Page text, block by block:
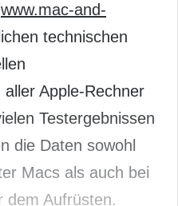
www.mac-and-
technischen
Apple-Rechner
Testergebnissen
die Daten sowohl
Macs als auch bei
dem Aufrüsten.